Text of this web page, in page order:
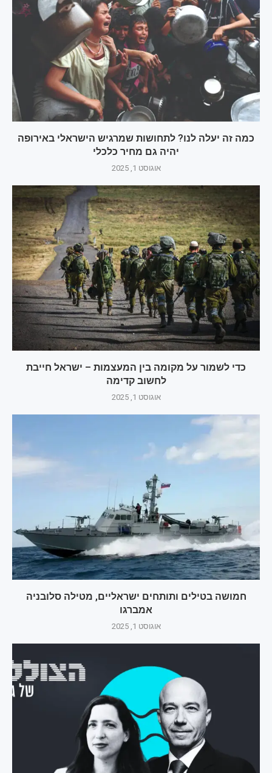
כמה זה יעלה לנו? לתחושות שמרגיש הישראלי באירופה
יהיה גם מחיר כלכלי
אוגוסט 1, 2025
כדי לשמור על מקומה בין המעצמות – ישראל חייבת
לחשוב קדימה
אוגוסט 1, 2025
חמושה בטילים ותותחים ישראליים, מטילה סלובניה
אמברגו
אוגוסט 1, 2025